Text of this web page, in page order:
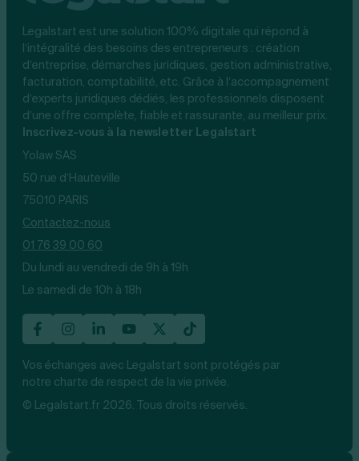
Legalstart est une solution 100% digitale qui répond à
l’intégralité des besoins des entrepreneurs : création
d’entreprise, démarches juridiques, gestion administrative,
facturation, comptabilité, etc. Grâce à l’accompagnement
d’experts juridiques dédiés, les professionnels disposent
d’une offre complète, fiable et rassurante, au meilleur prix.
Inscrivez-vous à la newsletter Legalstart
Yolaw SAS
50 rue d’Hauteville
75010 PARIS
Contactez-nous
01 76 39 00 60
Du lundi au vendredi de 9h à 19h
Le samedi de 10h à 18h
Vos échanges avec Legalstart sont protégés par
notre charte de respect de la vie privée.
© Legalstart.fr 2026. Tous droits réservés.